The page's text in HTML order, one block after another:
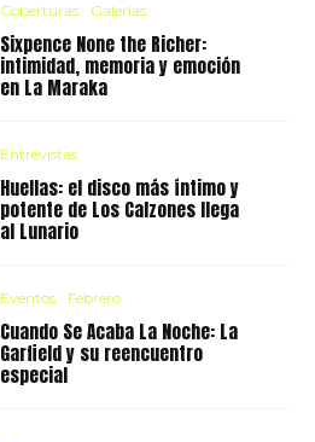
Coberturas Galerías
Sixpence None the Richer:
intimidad, memoria y emoción
en La Maraka
Entrevistas
Huellas: el disco más íntimo y
potente de Los Calzones llega
al Lunario
Eventos Febrero
Cuando Se Acaba La Noche: La
Garfield y su reencuentro
especial